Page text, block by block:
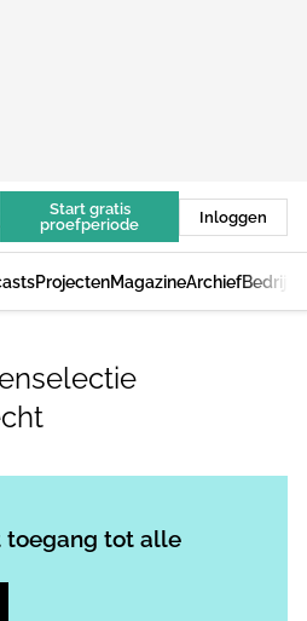
Start gratis
proefperiode
Inloggen
ProjectenMagazineArchief
toegang tot alle